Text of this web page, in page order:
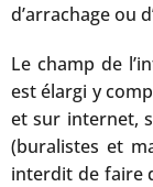
d’arrachage ou
Le champ de
est élargi y
et sur internet,
(buralistes et
interdit de faire